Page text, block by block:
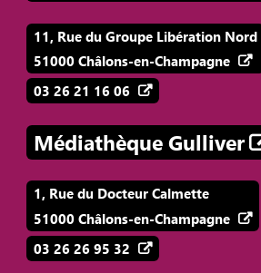
11, Rue du Groupe Libération Nord
51000 Châlons-en-Champagne
03 26 21 16 06
Médiathèque Gulliver
1, Rue du Docteur Calmette
51000 Châlons-en-Champagne
03 26 26 95 32